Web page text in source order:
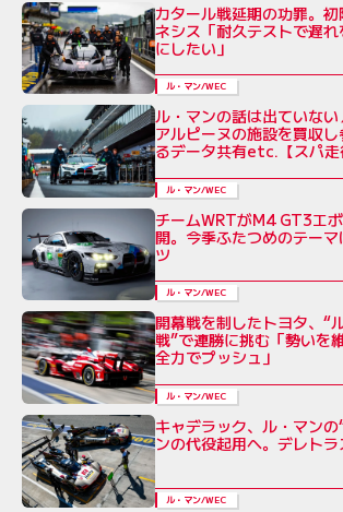
カタール戦延期の功罪。
ネシス「耐久テストで遅
にしたい」
ル・マン/WEC
ル・マンの話は出ていな
アルピーヌの施設を買収
るデータ共有etc.【スパ走
ル・マン/WEC
チームWRTがM4 GT3エ
開。今季ふたつめのテー
ツ
ル・マン/WEC
開幕戦を制したトヨタ、“
戦”で連勝に挑む「勢いを
全力でプッシュ」
ル・マン/WEC
キャデラック、ル・マンの
ンの代役起用へ。デレト
ル・マン/WEC